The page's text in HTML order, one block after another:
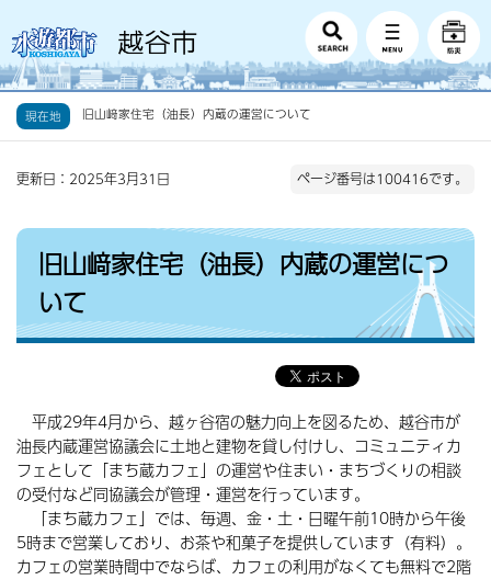
現在地 旧山﨑家住宅（油長）内蔵の運営について
更新日：2025年3月31日 ページ番号は100416です。
旧山﨑家住宅（油長）内蔵の運営につ
いて
平成29年4月から、越ヶ谷宿の魅力向上を図るため、越谷市が
油長内蔵運営協議会に土地と建物を貸し付けし、コミュニティカ
フェとして「まち蔵カフェ」の運営や住まい・まちづくりの相談
の受付など同協議会が管理・運営を行っています。
「まち蔵カフェ」では、毎週、金・土・日曜午前10時から午後
5時まで営業しており、お茶や和菓子を提供しています（有料）。
カフェの営業時間中でならば、カフェの利用がなくても無料で2階